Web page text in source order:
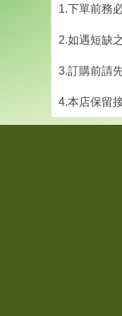
1.下單前務
2.如遇短缺
3.訂購前請
4.本店保留